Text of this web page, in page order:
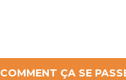
COMMENT ÇA SE